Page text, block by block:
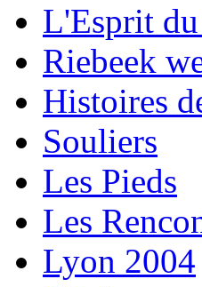
L'Esprit
Riebeek
Histoires
Souliers
Les Pieds
Les
Lyon 2004